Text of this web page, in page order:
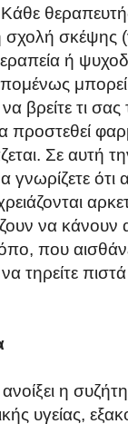
σχολή σκέψης
ή
μπορεί
βρείτε τι σας
προστεθεί
Σε αυτή
γνωρίζετε ότι
να κάνουν
που
τηρείτε
η
υγείας,